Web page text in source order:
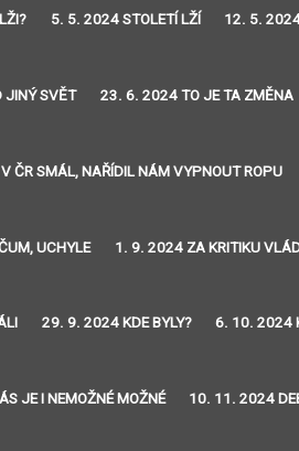
5. 5. 2024 STOLETÍ LŽÍ 12. 5. 2024
JINÝ SVĚT 23. 6. 2024 TO JE TA ZMĚNA
ČR SMÁL, NAŘÍDIL NÁM VYPNOUT ROPU
UCHYLE 1. 9. 2024 ZA KRITIKU
29. 9. 2024 KDE BYLY? 6. 10. 2024
JE I NEMOŽNÉ MOŽNÉ 10. 11. 2024